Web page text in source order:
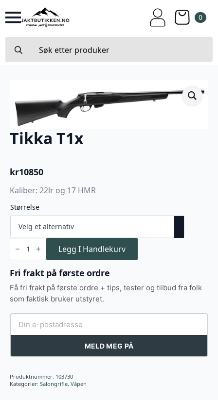
0
for:
Tikka T1x
kr10850
Kaliber: 22lr og 17 HMR
Størrelse
Tikka
T1x Legg I Handlekurv
Fri frakt på første ordre
Få fri frakt på første ordre + tips, tester og tilbud fra folk
som faktisk bruker utstyret.
MELD MEG PÅ
Produktnummer: 103730
Kategorier: Salongrifle, Våpen